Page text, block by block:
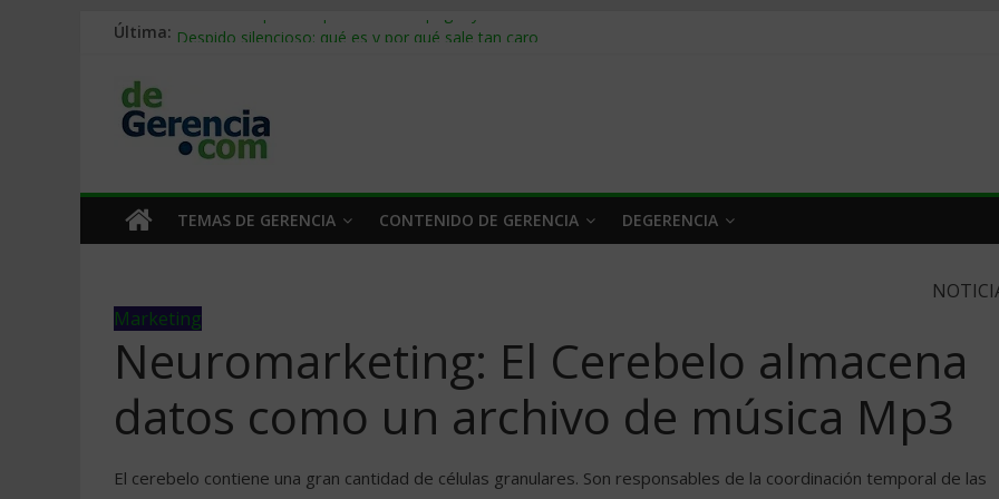
Última: Stablecoins para empresas: cómo pagar y cobrar en 2026
Trabajo forzoso en la cadena de suministro: qué hacer
Mercado hispano de EE. UU.: cómo segmentarlo y venderle
TEMAS DE GERENCIA CONTENIDO DE GERENCIA DEGERENCIA
Marketing
Neuromarketing: El Cerebelo almacena
datos como un archivo de música Mp3
El cerebelo contiene una gran cantidad de células granulares. Son responsables de la coordinación temporal de las